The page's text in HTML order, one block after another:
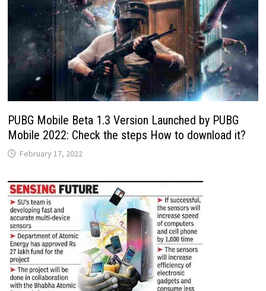
PUBG Mobile Beta 1.3 Version Launched by PUBG
Mobile 2022: Check the steps How to download it?
February 17, 2022